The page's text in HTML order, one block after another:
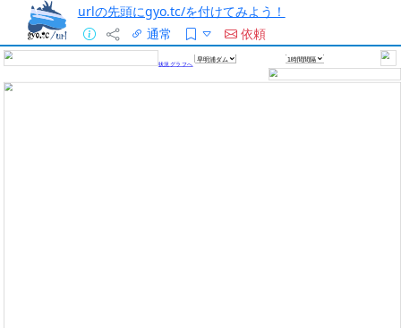
urlの先頭にgyo.tc/を付けてみよう！
通常
依頼